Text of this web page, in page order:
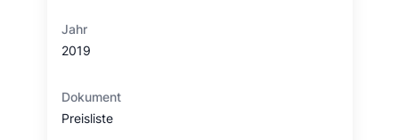
Jahr
2019
Dokument
Preisliste